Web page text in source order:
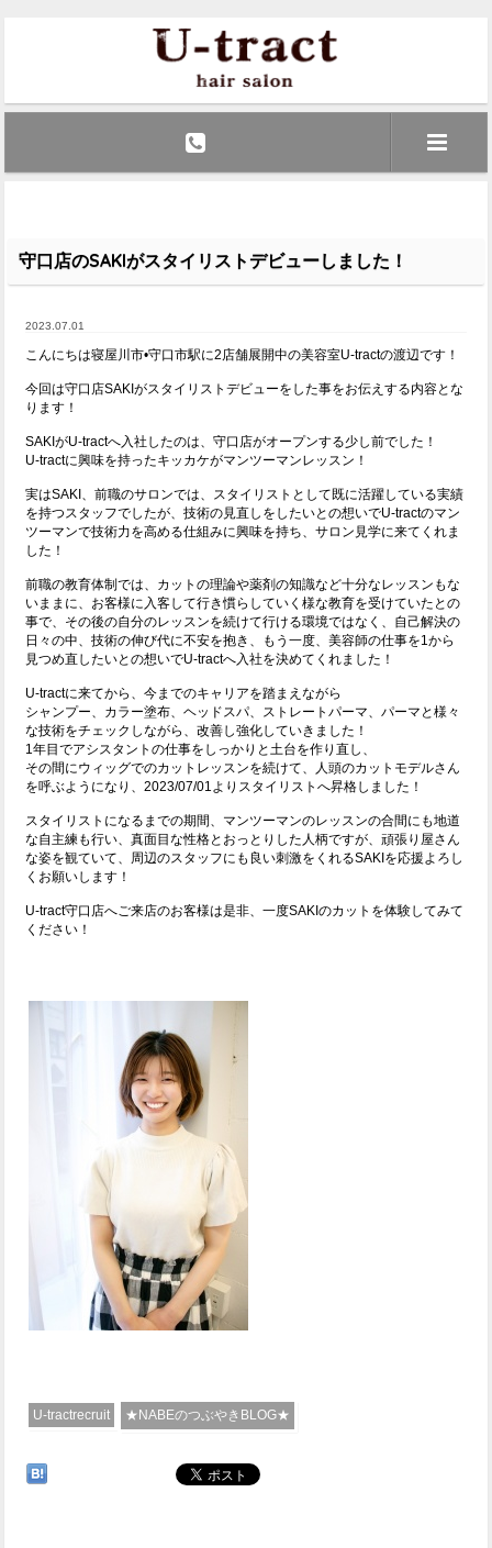
守口店のSAKIがスタイリストデビューしました！
2023.07.01
こんにちは寝屋川市•守口市駅に2店舗展開中の美容室U-tractの渡辺です！
今回は守口店SAKIがスタイリストデビューをした事をお伝えする内容とな
ります！
SAKIがU-tractへ入社したのは、守口店がオープンする少し前でした！
U-tractに興味を持ったキッカケがマンツーマンレッスン！
実はSAKI、前職のサロンでは、スタイリストとして既に活躍している実績
を持つスタッフでしたが、技術の見直しをしたいとの想いでU-tractのマン
ツーマンで技術力を高める仕組みに興味を持ち、サロン見学に来てくれま
した！
前職の教育体制では、カットの理論や薬剤の知識など十分なレッスンもな
いままに、お客様に入客して行き慣らしていく様な教育を受けていたとの
事で、その後の自分のレッスンを続けて行ける環境ではなく、自己解決の
日々の中、技術の伸び代に不安を抱き、もう一度、美容師の仕事を1から
見つめ直したいとの想いでU-tractへ入社を決めてくれました！
U-tractに来てから、今までのキャリアを踏まえながら
シャンプー、カラー塗布、ヘッドスパ、ストレートパーマ、パーマと様々
な技術をチェックしながら、改善し強化していきました！
1年目でアシスタントの仕事をしっかりと土台を作り直し、
その間にウィッグでのカットレッスンを続けて、人頭のカットモデルさん
を呼ぶようになり、2023/07/01よりスタイリストへ昇格しました！
スタイリストになるまでの期間、マンツーマンのレッスンの合間にも地道
な自主練も行い、真面目な性格とおっとりした人柄ですが、頑張り屋さん
な姿を観ていて、周辺のスタッフにも良い刺激をくれるSAKIを応援よろし
くお願いします！
U-tract守口店へご来店のお客様は是非、一度SAKIのカットを体験してみて
ください！
U-tractrecruit ★NABEのつぶやきBLOG★